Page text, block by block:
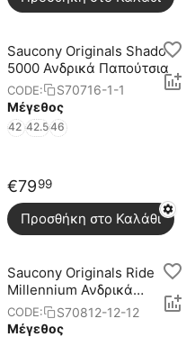
Saucony Originals Shadow
5000 Ανδρικά Παπούτσια
CODE:
S70716-1-1
Μέγεθος
42 42.546
€7999
Προσθήκη στο Καλάθι
Saucony Originals Ride
Millennium Ανδρικά
Παπούτσια
CODE:
S70812-12-12
Μέγεθος